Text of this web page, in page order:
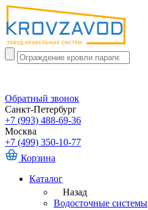
Обратный звонок
Санкт-Петербург
+7 (993) 488-69-36
Москва
+7 (499) 350-10-77
Корзина
Каталог
Назад
Водосточные системы